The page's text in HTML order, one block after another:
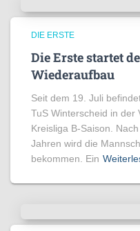
DIE ERSTE
Die Erste startet
Wiederaufbau
Seit dem 19. Juli
TuS Winterscheid in der
Kreisliga B-Saison.
Jahren wird die
bekommen. Ein